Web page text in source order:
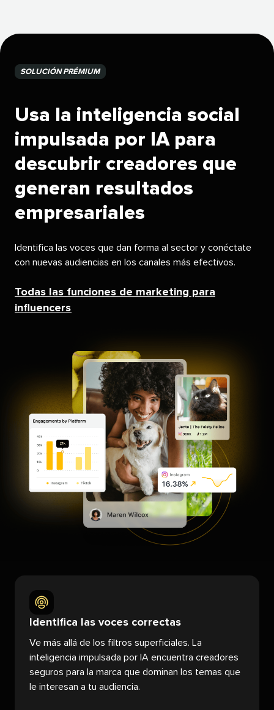
SOLUCIÓN PRÉMIUM​​
Usa la inteligencia social
impulsada por IA para
descubrir creadores que
generan resultados
empresariales​​
Identifica las voces que dan forma al sector y conéctate
con nuevas audiencias en los canales más efectivos.​​
Todas las funciones de marketing para
influencers​​
Identifica las voces correctas​​
Ve más allá de los filtros superficiales. La
inteligencia impulsada por IA encuentra creadores
seguros para la marca que dominan los temas que
le interesan a tu audiencia.​​